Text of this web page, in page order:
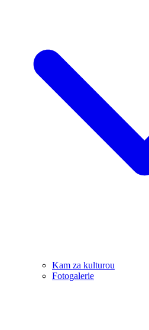
Kam za kulturou
Fotogalerie